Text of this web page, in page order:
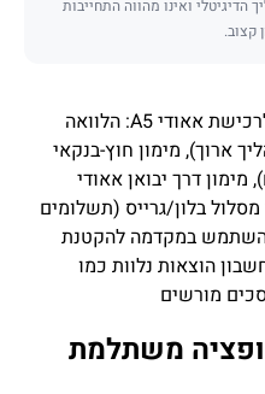
הדיגיטלי ואינו מהווה התחייבות
קצוב.
קיימים ארבעה מסלולי מימון לרכישת אאודי A5: הלוואה
ארוך), מימון חוץ-בנקאי
דרך יבואן אאודי
בלון/גרייס (תשלומים
במקדמה להקטנת
הוצאות נלוות כמו
מורשים
משתלמת